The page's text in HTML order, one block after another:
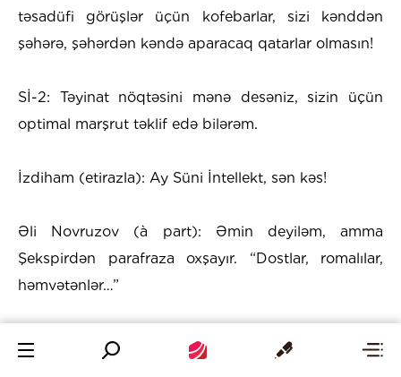
təsadüfi görüşlər üçün kofebarlar, sizi kənddən
şəhərə, şəhərdən kəndə aparacaq qatarlar olmasın!
Sİ-2: Təyinat nöqtəsini mənə desəniz, sizin üçün
optimal marşrut təklif edə bilərəm.
İzdiham (etirazla): Ay Süni İntellekt, sən kəs!
Əli Novruzov (à part): Əmin deyiləm, amma
Şekspirdən parafraza oxşayır. “Dostlar, romalılar,
həmvətənlər…”
Sokrat (à part): Onda keç yenə monitorun arxasına.